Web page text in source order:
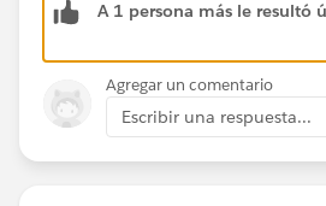
A 1 persona más le resultó
Agregar un comentario
Escribir una respuesta...